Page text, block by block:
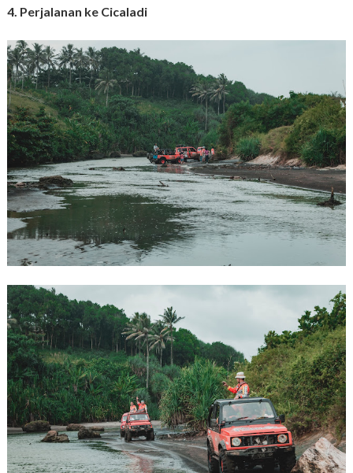
4. Perjalanan ke Cicaladi